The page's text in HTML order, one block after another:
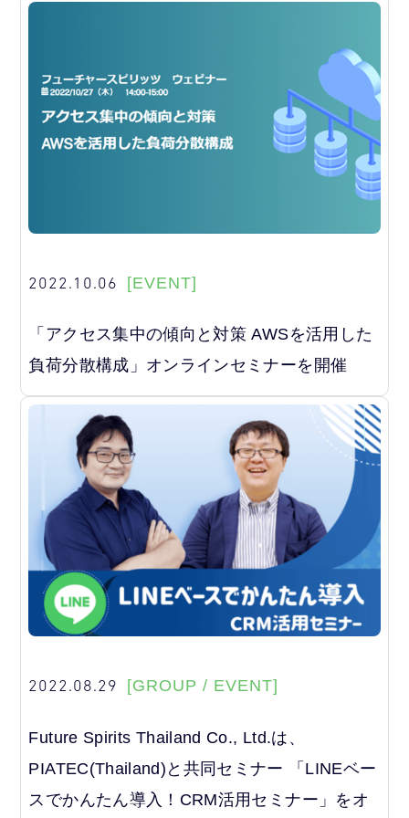
2022.10.06 [EVENT]
「アクセス集中の傾向と対策 AWSを活用した
負荷分散構成」オンラインセミナーを開催
2022.08.29 [GROUP / EVENT]
Future Spirits Thailand Co., Ltd.は、
PIATEC(Thailand)と共同セミナー 「LINEベー
スでかんたん導入！CRM活用セミナー」をオ